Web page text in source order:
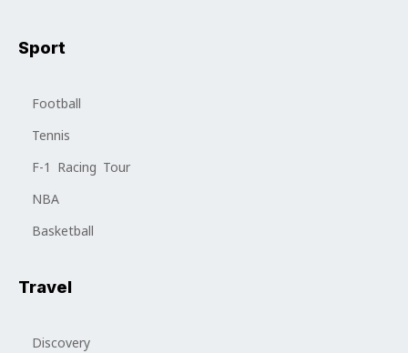
Sport
Football
Tennis
F-1 Racing Tour
NBA
Basketball
Travel
Discovery